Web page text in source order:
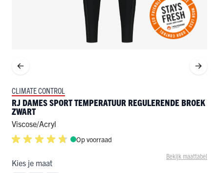
CLIMATE CONTROL
RJ DAMES SPORT TEMPERATUUR REGULERENDE BROEK
ZWART
Viscose/acryl
Op voorraad
Bekijk maattabel
Kies je maat